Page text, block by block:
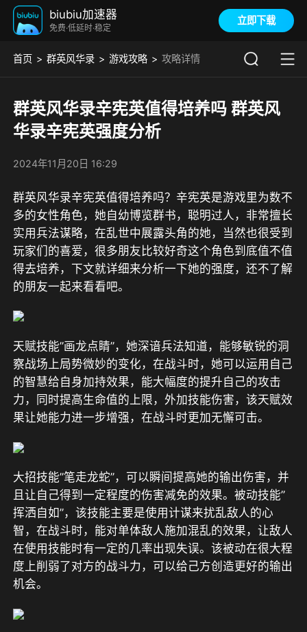
biubiu加速器
免费·低延时·稳定
立即下载
首页 群英风华录 游戏攻略 攻略详情
群英风华录辛宪英值得培养吗 群英风
华录辛宪英强度分析
2024年11月20日 16:29
群英风华录辛宪英值得培养吗？辛宪英是游戏里为数不
多的女性角色，她自幼博览群书，聪明过人，非常擅长
实用兵法谋略，在乱世中展露头角的她，当然也很受到
玩家们的喜爱，很多朋友比较好奇这个角色到底值不值
得去培养，下文就详细来分析一下她的强度，还不了解
的朋友一起来看看吧。
天赋技能”画龙点睛”，她深谙兵法知道，能够敏锐的洞
察战场上局势微妙的变化，在战斗时，她可以运用自己
的智慧给自身加持效果，能大幅度的提升自己的攻击
力，同时提高生命值的上限，外加技能伤害，该天赋效
果让她能力进一步增强，在战斗时更加无懈可击。
大招技能”笔走龙蛇”，可以瞬间提高她的输出伤害，并
且让自己得到一定程度的伤害减免的效果。被动技能”
挥洒自如”，该技能主要是使用计谋来扰乱敌人的心
智，在战斗时，能对单体敌人施加混乱的效果，让敌人
在使用技能时有一定的几率出现失误。该被动在很大程
度上削弱了对方的战斗力，可以给己方创造更好的输出
机会。